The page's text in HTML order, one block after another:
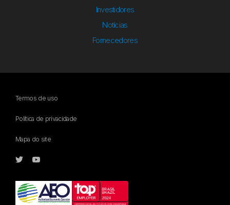
Investidores
Notícias
Fornecedores
Termos de uso
Política de privacidade
Mapa do site